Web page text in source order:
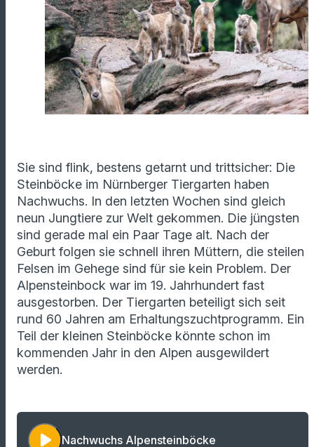
Sie sind flink, bestens getarnt und trittsicher: Die
Steinböcke im Nürnberger Tiergarten haben
Nachwuchs. In den letzten Wochen sind gleich
neun Jungtiere zur Welt gekommen. Die jüngsten
sind gerade mal ein Paar Tage alt. Nach der
Geburt folgen sie schnell ihren Müttern, die steilen
Felsen im Gehege sind für sie kein Problem. Der
Alpensteinbock war im 19. Jahrhundert fast
ausgestorben. Der Tiergarten beteiligt sich seit
rund 60 Jahren am Erhaltungszuchtprogramm. Ein
Teil der kleinen Steinböcke könnte schon im
kommenden Jahr in den Alpen ausgewildert
werden.
play_arrow Nachwuchs Alpensteinböcke